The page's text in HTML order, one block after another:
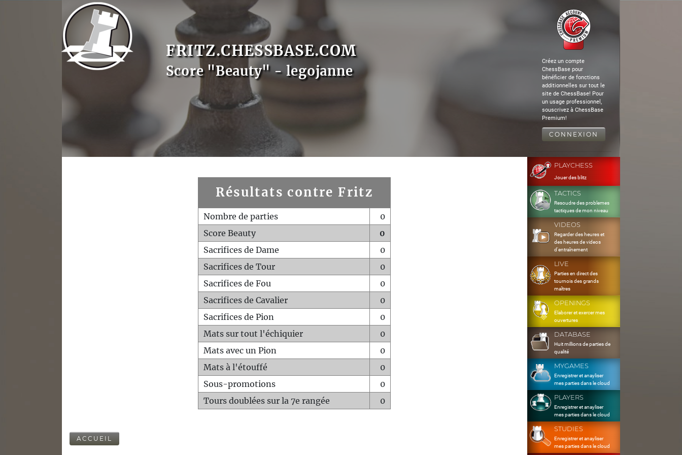
FRITZ.CHESSBASE.COM
Score "Beauty" - legojanne
Créez un compte
ChessBase pour
bénéficier de fonctions
additionnelles sur tout le
site de ChessBase! Pour
un usage professionnel,
souscrivez à ChessBase
Premium!
CONNEXION
Résultats contre Fritz
Nombre de parties
0
Score Beauty
0
Sacrifices de Dame
0
Sacrifices de Tour
0
Sacrifices de Fou
0
Sacrifices de Cavalier
0
Sacrifices de Pion
0
Mats sur tout l'échiquier
0
Mats avec un Pion
0
Mats à l'étouffé
0
Sous-promotions
0
Tours doublées sur la 7e rangée
0
ACCUEIL
PLAYCHESS
Jouer des blitz
TACTICS
Resoudre des problemes
tactiques de mon niveau
VIDEOS
Regarder des heures et
des heures de videos
d'entraînement
LIVE
Parties en direct des
tournois des grands
maîtres
OPENINGS
Elaborer et exercer mes
ouvertures
DATABASE
Huit millions de parties de
qualité
MYGAMES
Enregistrer et anayliser
mes parties dans le cloud
PLAYERS
Enregistrer et anayliser
mes parties dans le cloud
STUDIES
Enregistrer et anayliser
mes parties dans le cloud